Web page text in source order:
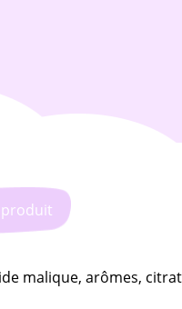
malique, arômes,